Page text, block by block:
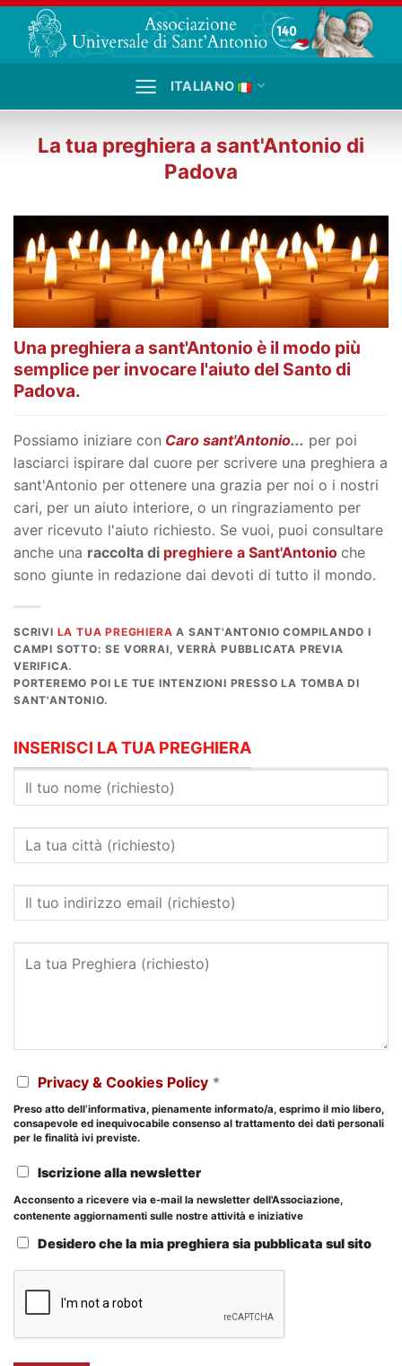
Salta
contenuti
ITALIANO
La tua preghiera a sant'Antonio di
Padova
Una preghiera a sant'Antonio è il modo più
semplice per invocare l'aiuto del Santo di
Padova.
Possiamo iniziare con Caro sant'Antonio... per poi
lasciarci ispirare dal cuore per scrivere una preghiera a
sant'Antonio per ottenere una grazia per noi o i nostri
cari, per un aiuto interiore, o un ringraziamento per
aver ricevuto l'aiuto richiesto. Se vuoi, puoi consultare
anche una raccolta di preghiere a Sant'Antonio che
sono giunte in redazione dai devoti di tutto il mondo.
SCRIVI LA TUA PREGHIERAA SANT'ANTONIO COMPILANDO I
CAMPI SOTTO: SE VORRAI, VERRÀ PUBBLICATA PREVIA
VERIFICA.
PORTEREMO POI LE TUE INTENZIONI PRESSO LA TOMBA DI
SANT'ANTONIO.
INSERISCI LA TUA PREGHIERA
Privacy & Cookies Policy *
Preso atto dell’informativa, pienamente informato/a, esprimo il mio libero,
consapevole ed inequivocabile consenso al trattamento dei dati personali
per le finalità ivi previste.
Iscrizione alla newsletter
Acconsento a ricevere via e-mail la newsletter dell'Associazione,
contenente aggiornamenti sulle nostre attività e iniziative
Desidero che la mia preghiera sia pubblicata sul sito